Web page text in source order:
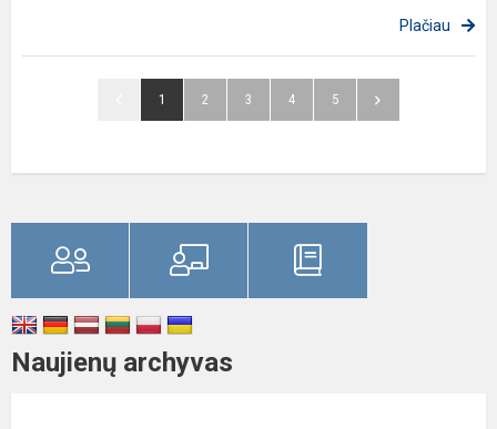
Plačiau
1 2 3 4 5
Naujienų archyvas